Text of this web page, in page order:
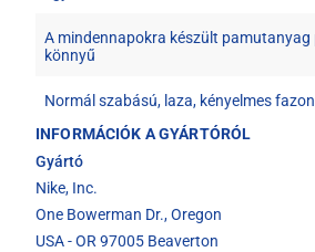
A mindennapokra készült
könnyű
Normál szabású, laza, kényelmes fazon
INFORMÁCIÓK A GYÁRTÓRÓL
Gyártó
Nike, Inc.
One Bowerman Dr., Oregon
USA - OR 97005 Beaverton